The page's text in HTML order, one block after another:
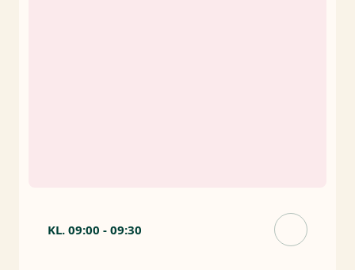
KL. 09:00 - 09:30